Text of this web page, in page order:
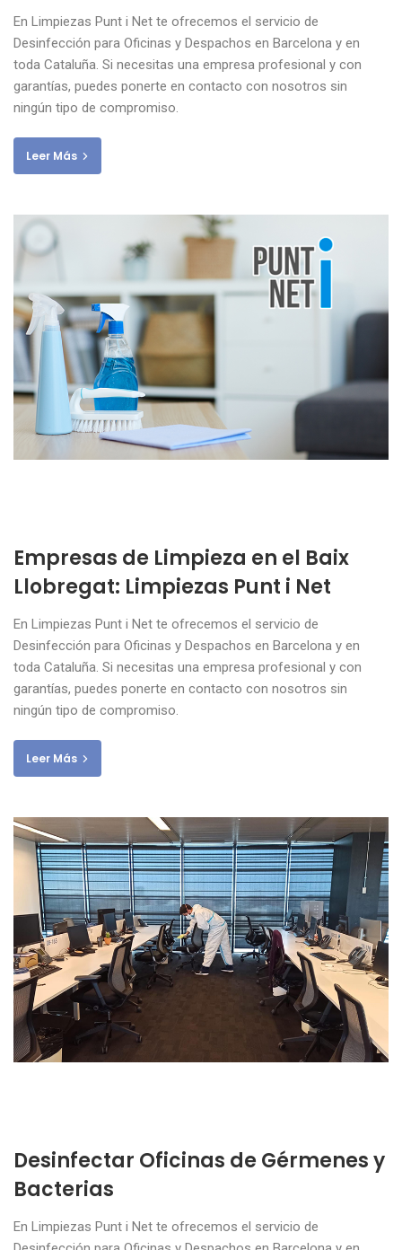
En Limpiezas Punt i Net te ofrecemos el servicio de
Desinfección para Oficinas y Despachos en Barcelona y en
toda Cataluña. Si necesitas una empresa profesional y con
garantías, puedes ponerte en contacto con nosotros sin
ningún tipo de compromiso.
Leer Más
Empresas de Limpieza en el Baix
Llobregat: Limpiezas Punt i Net
En Limpiezas Punt i Net te ofrecemos el servicio de
Desinfección para Oficinas y Despachos en Barcelona y en
toda Cataluña. Si necesitas una empresa profesional y con
garantías, puedes ponerte en contacto con nosotros sin
ningún tipo de compromiso.
Leer Más
Desinfectar Oficinas de Gérmenes y
Bacterias
En Limpiezas Punt i Net te ofrecemos el servicio de